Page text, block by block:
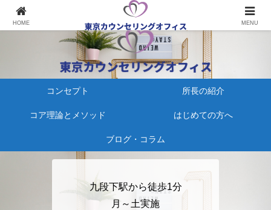
心療内科にかかる、その前に
コンセプト 所長の紹介
コア理論とメソッド はじめての方へ
ブログ・コラム
九段下駅から徒歩1分
月～土実施
HOME MENU